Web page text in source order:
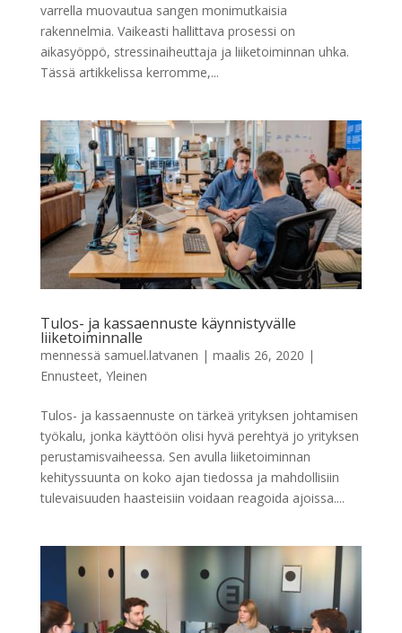
varrella muovautua sangen monimutkaisia
rakennelmia. Vaikeasti hallittava prosessi on
aikasyöppö, stressinaiheuttaja ja liiketoiminnan uhka.
Tässä artikkelissa kerromme,...
Tulos- ja kassaennuste käynnistyvälle
liiketoiminnalle
mennessä samuel.latvanen | maalis 26, 2020 |
Ennusteet, Yleinen
Tulos- ja kassaennuste on tärkeä yrityksen johtamisen
työkalu, jonka käyttöön olisi hyvä perehtyä jo yrityksen
perustamisvaiheessa. Sen avulla liiketoiminnan
kehityssuunta on koko ajan tiedossa ja mahdollisiin
tulevaisuuden haasteisiin voidaan reagoida ajoissa....